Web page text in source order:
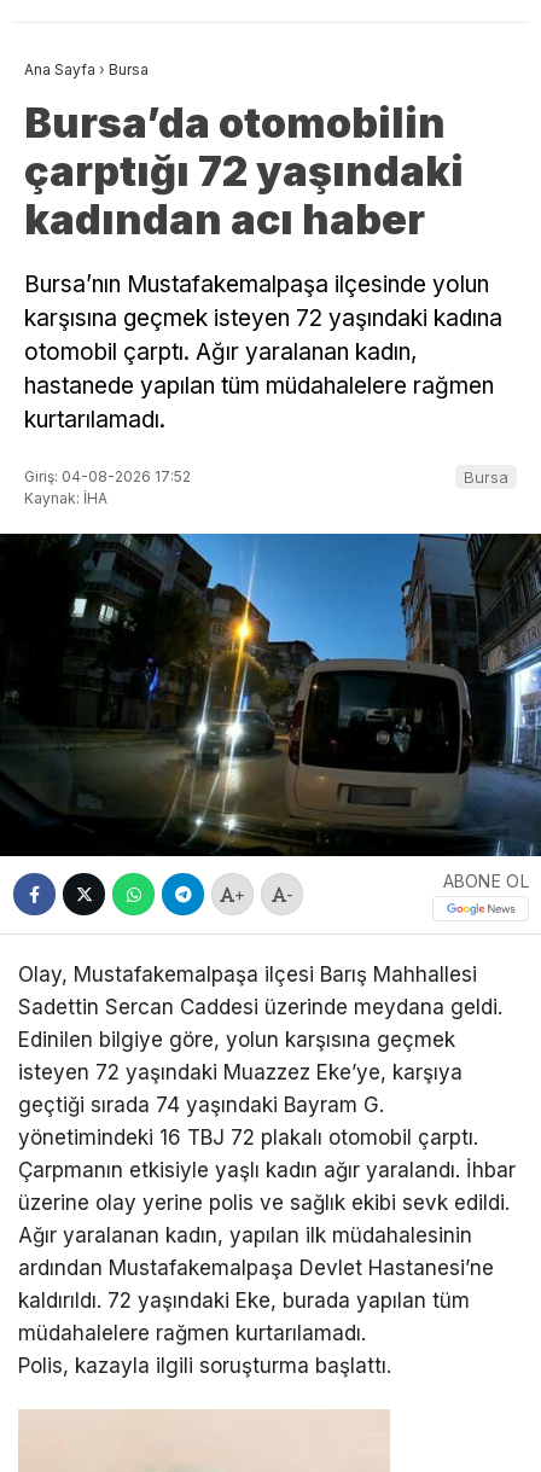
Ana Sayfa › Bursa
Bursa’da otomobilin
çarptığı 72 yaşındaki
kadından acı haber
Bursa’nın Mustafakemalpaşa ilçesinde yolun
karşısına geçmek isteyen 72 yaşındaki kadına
otomobil çarptı. Ağır yaralanan kadın,
hastanede yapılan tüm müdahalelere rağmen
kurtarılamadı.
Giriş: 04-08-2026 17:52
Kaynak: İHA
Bursa
+ -
ABONE OL
Olay, Mustafakemalpaşa ilçesi Barış Mahhallesi
Sadettin Sercan Caddesi üzerinde meydana geldi.
Edinilen bilgiye göre, yolun karşısına geçmek
isteyen 72 yaşındaki Muazzez Eke’ye, karşıya
geçtiği sırada 74 yaşındaki Bayram G.
yönetimindeki 16 TBJ 72 plakalı otomobil çarptı.
Çarpmanın etkisiyle yaşlı kadın ağır yaralandı. İhbar
üzerine olay yerine polis ve sağlık ekibi sevk edildi.
Ağır yaralanan kadın, yapılan ilk müdahalesinin
ardından Mustafakemalpaşa Devlet Hastanesi’ne
kaldırıldı. 72 yaşındaki Eke, burada yapılan tüm
müdahalelere rağmen kurtarılamadı.
Polis, kazayla ilgili soruşturma başlattı.